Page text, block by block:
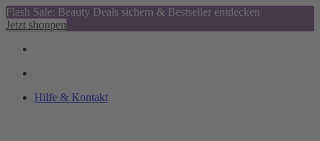
Flash Sale: Beauty Deals sichern & Bestseller entdecken
Jetzt shoppen
Hilfe & Kontakt